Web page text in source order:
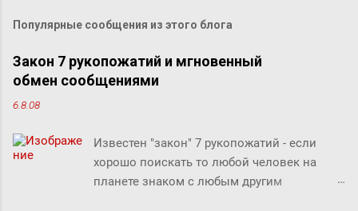
Популярные сообщения из этого блога
Закон 7 рукопожатий и мгновенный
обмен сообщениями
6.8.08
Известен "закон" 7 рукопожатий - если
хорошо поискать то любой человек на
планете знаком с любым другим